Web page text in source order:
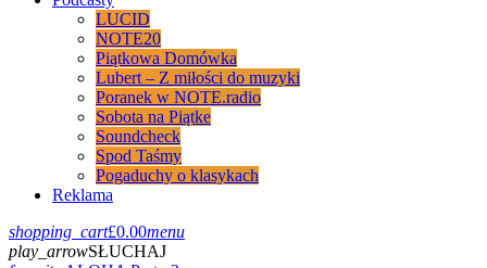
LUCID
NOTE20
Piątkowa Domówka
Lubert – Z miłości do muzyki
Poranek w NOTE.radio
Sobota na Piątke
Soundcheck
Spod Taśmy
Pogaduchy o klasykach
Reklama
shopping_cart£0.00menu
play_arrowSŁUCHAJ